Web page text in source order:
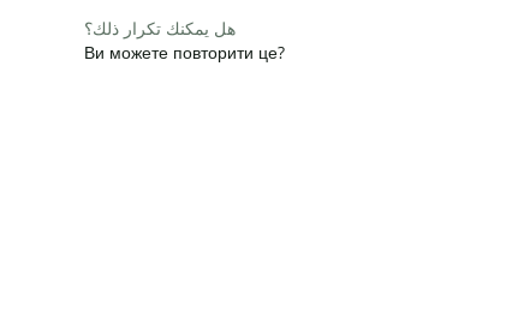
هل يمكنك تكرار ذلك؟
Ви можете повторити це?